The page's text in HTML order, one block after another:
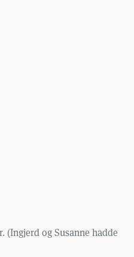
(Ingjerd og Susanne hadde